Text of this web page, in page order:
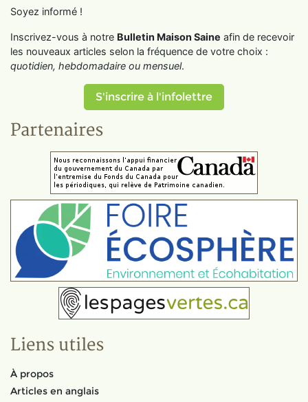
Soyez informé !
Inscrivez-vous à notre Bulletin Maison Saine afin de recevoir
les nouveaux articles selon la fréquence de votre choix :
quotidien, hebdomadaire ou mensuel.
S'inscrire à l'infolettre
Partenaires
Liens utiles
À propos
Articles en anglais